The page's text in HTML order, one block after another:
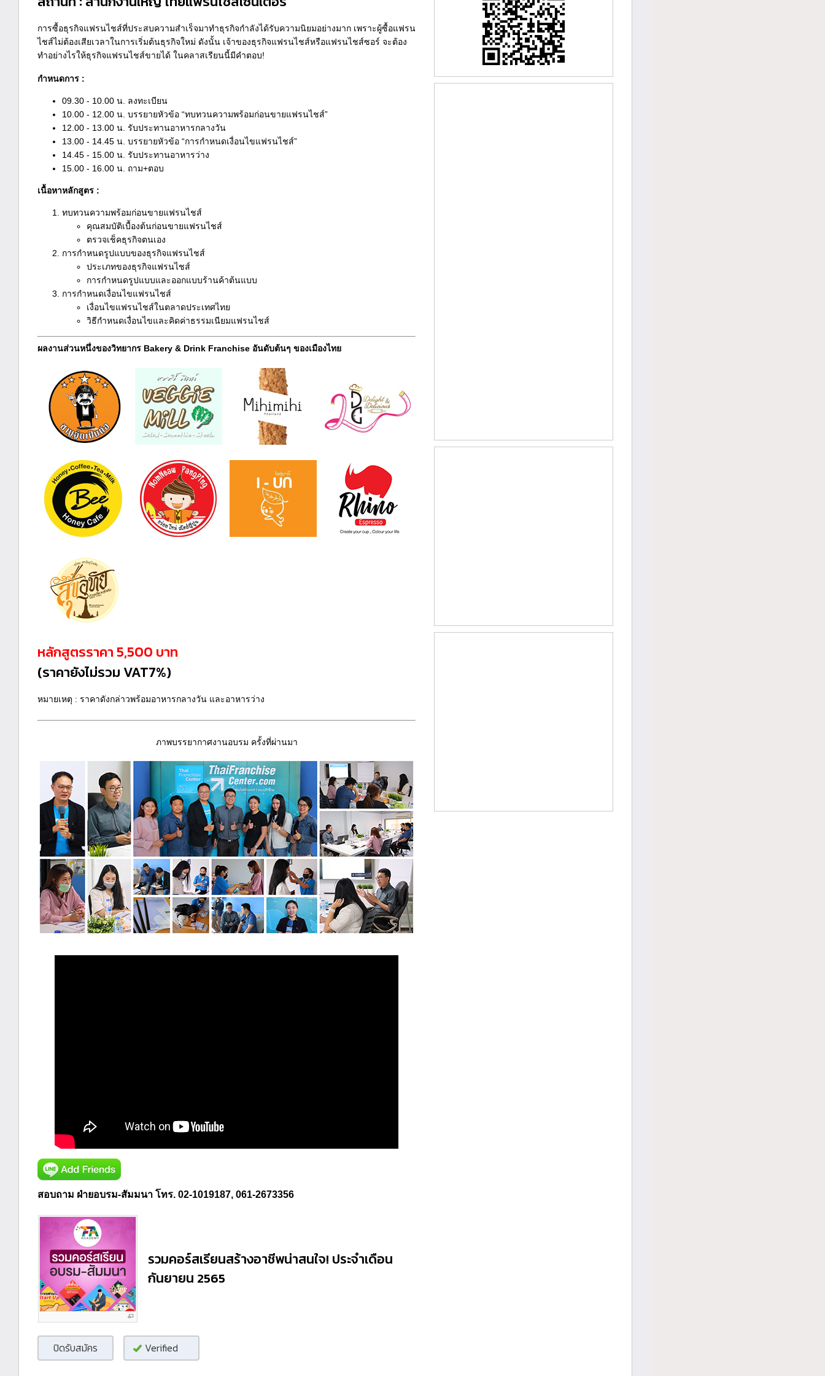
การซื้อธุรกิจแฟรนไชส์ที่ประสบความสำเร็จมาทำธุรกิจกำลังได้รับความนิยมอย่างมาก เพราะผู้ซื้อแฟรน
ไชส์ไม่ต้องเสียเวลาในการเริ่มต้นธุรกิจใหม่ ดังนั้น เจ้าของธุรกิจแฟรนไชส์หรือแฟรนไชส์ซอร์ จะต้อง
ทำอย่างไรให้ธุรกิจแฟรนไชส์ขายได้ ในคลาสเรียนนี้มีคำตอบ!
กำหนดการ :
09.30 - 10.00 น. ลงทะเบียน
10.00 - 12.00 น. บรรยายหัวข้อ “ทบทวนความพร้อมก่อนขายแฟรนไชส์”
12.00 - 13.00 น. รับประทานอาหารกลางวัน
13.00 - 14.45 น. บรรยายหัวข้อ “การกำหนดเงื่อนไขแฟรนไชส์”
14.45 - 15.00 น. รับประทานอาหารว่าง
15.00 - 16.00 น. ถาม+ตอบ
เนื้อหาหลักสูตร :
ทบทวนความพร้อมก่อนขายแฟรนไชส์
คุณสมบัติเบื้องต้นก่อนขายแฟรนไชส์
ตรวจเช็คธุรกิจตนเอง
การกำหนดรูปแบบของธุรกิจแฟรนไชส์
ประเภทของธุรกิจแฟรนไชส์
การกำหนดรูปแบบและออกแบบร้านค้าต้นแบบ
การกำหนดเงื่อนไขแฟรนไชส์
เงื่อนไขแฟรนไชส์ในตลาดประเทศไทย
วิธีกำหนดเงื่อนไขและคิดค่าธรรมเนียมแฟรนไชส์
ผลงานส่วนหนึ่งของวิทยากร Bakery & Drink Franchise อันดับต้นๆ ของเมืองไทย
หลักสูตรราคา 5,500 บาท
(ราคายังไม่รวม VAT7%)
หมายเหตุ : ราคาดังกล่าวพร้อมอาหารกลางวัน และอาหารว่าง
ภาพบรรยากาศงานอบรม ครั้งที่ผ่านมา
สอบถาม ฝ่ายอบรม-สัมมนา โทร. 02-1019187, 061-2673356
รวมคอร์สเรียนสร้างอาชีพน่าสนใจ! ประจำเดือน
กันยายน 2565
ปิดรับสมัคร Verified